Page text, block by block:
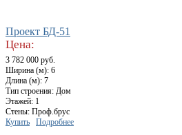
Проект БД-51
Цена:
3 782 000 руб.
Ширина (м): 6
Длина (м): 7
Тип строения: Дом
Этажей: 1
Стены: Проф.брус
Купить
Подробнее